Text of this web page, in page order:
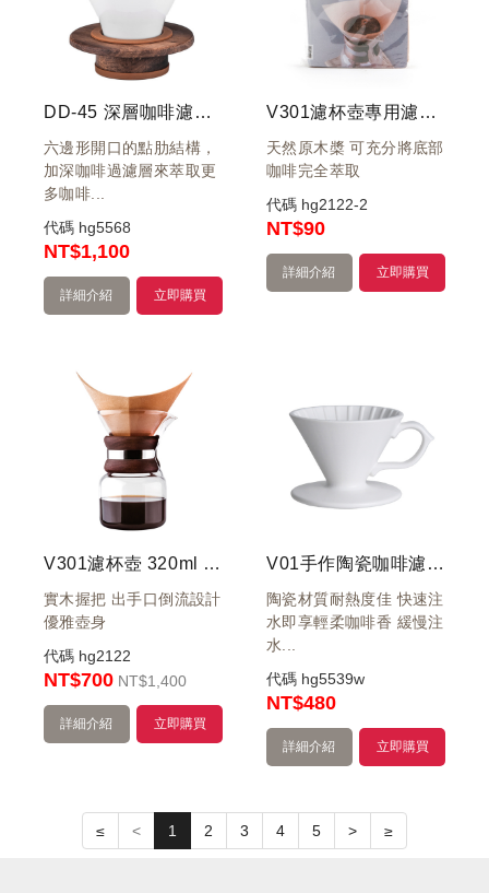
DD-45 深層咖啡濾器組 3~7杯(附量匙.濾紙)
六邊形開口的點肋結構，
加深咖啡過濾層來萃取更
多咖啡...
代碼 hg5568
NT$1,100
立即購買
詳細介紹
V301濾杯壺專用濾紙40入
天然原木槳 可充分將底部
咖啡完全萃取
代碼 hg2122-2
NT$90
立即購買
詳細介紹
V301濾杯壺 320ml / 附濾紙40入
實木握把 出手口倒流設計
優雅壺身
代碼 hg2122
NT$700 NT$1,400
立即購買
詳細介紹
V01手作陶瓷咖啡濾器(白)
陶瓷材質耐熱度佳 快速注
水即享輕柔咖啡香 緩慢注
水...
代碼 hg5539w
NT$480
立即購買
詳細介紹
≤ < 1 2 3 4 5 > ≥